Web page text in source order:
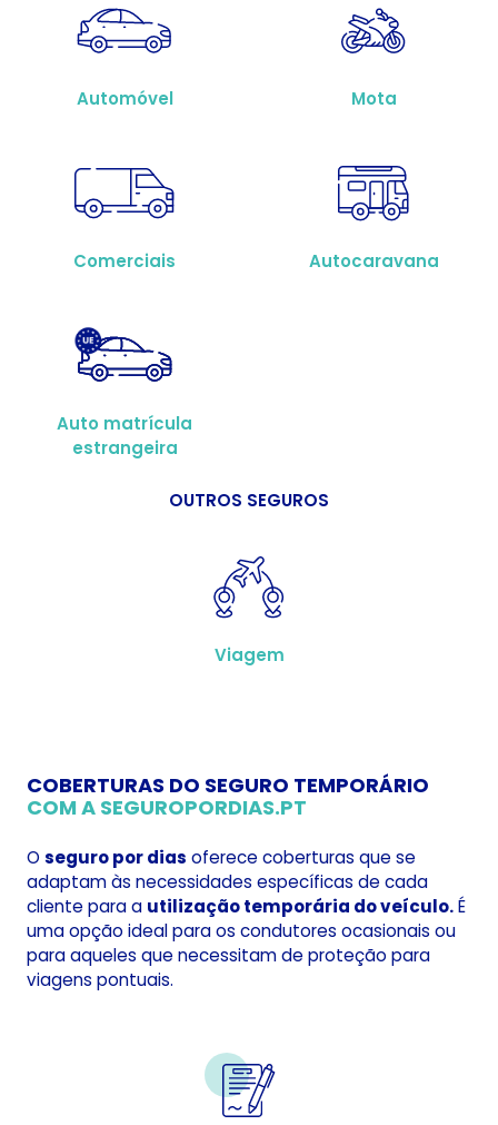
Automóvel Mota
Comerciais Autocaravana
Auto matrícula
estrangeira
OUTROS SEGUROS
Viagem
COBERTURAS DO SEGURO TEMPORÁRIO
COM A SEGUROPORDIAS.PT
O seguro por dias oferece coberturas que se
adaptam às necessidades específicas de cada
cliente para a utilização temporária do veículo.É
uma opção ideal para os condutores ocasionais ou
para aqueles que necessitam de proteção para
viagens pontuais.